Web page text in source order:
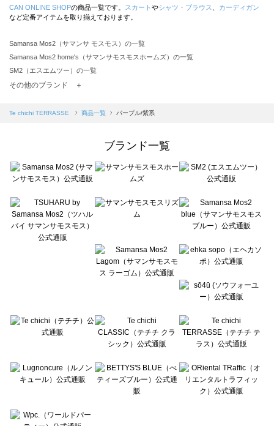
CAN ONLINE SHOPの商品一覧です。 スカート やシャツ・ブラウス
カーディガン
など定番アイテムを取り揃えております。
Samansa Mos2（サマンサ モスモス）の一覧
Samansa Mos2 home's（サマンサモスモスホームズ）の一覧
SM2（エスエムツー）の一覧
TSUHARU by Samansa Mos2（ツハルバイサマンサモスモス）の一覧
Samansa Mos2 blue（サマンサモスモス ブルー）の一覧
Te chichi（テチチ）の一覧
Te chichi CLASSIC（テチチ クラシック）の一覧
Lugnoncure（ルノンキュール）の一覧
BETTY'S BLUE（べティーズブルー）の一覧
Wpc.（ワールドパーティー）の一覧
その他のブランド ＋
Te chichi TERRASSE 商品一覧 パープル/紫系
ブランド一覧